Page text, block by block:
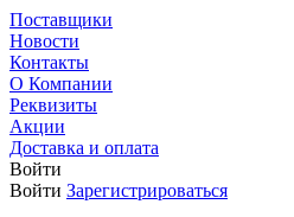
Поставщики
Новости
Контакты
О Компании
Реквизиты
Акции
Доставка и оплата
Войти
Войти Зарегистрироваться